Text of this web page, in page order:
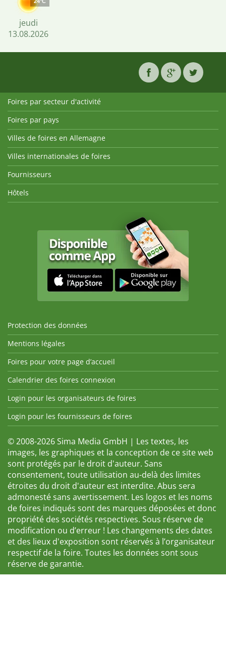
jeudi
13.08.2026
Foires par secteur d'activité
Foires par pays
Villes de foires en Allemagne
Villes internationales de foires
Fournisseurs
Hôtels
Protection des données
Mentions légales
Foires pour votre page d’accueil
Calendrier des foires connexion
Login pour les organisateurs de foires
Login pour les fournisseurs de foires
© 2008-2026 Sima Media GmbH | Les textes, les
images, les graphiques et la conception de ce site web
sont protégés par le droit d'auteur. Sans
consentement, toute utilisation au-delà des limites
étroites du droit d'auteur est interdite. Abus sera
admonesté sans avertissement. Les logos et les noms
de foires indiqués sont des marques déposées et donc
propriété des sociétés respectives. Sous réserve de
modification ou d’erreur ! Les changements des dates
et des lieux d'exposition sont réservés à l’organisateur
respectif de la foire. Toutes les données sont sous
réserve de garantie.